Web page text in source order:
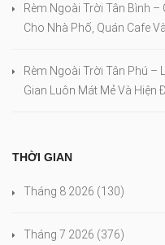
Rèm Ngoài Trời Tân Bình –
Cho Nhà Phố, Quán Cafe
Rèm Ngoài Trời Tân Phú –
Gian Luôn Mát Mẻ Và Hiện
THỜI GIAN
Tháng 8 2026 (130)
Tháng 7 2026 (376)